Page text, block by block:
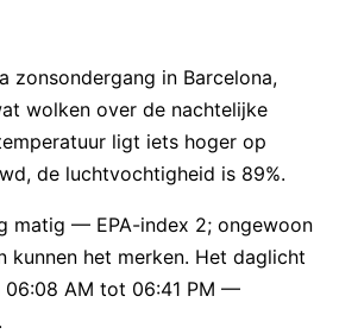
zonsondergang in Barcelona,
wolken over de nachtelijke
ligt iets hoger op
de luchtvochtigheid is 89%.
matig — EPA-index 2; ongewoon
kunnen het merken. Het daglicht
06:08 AM tot 06:41 PM —